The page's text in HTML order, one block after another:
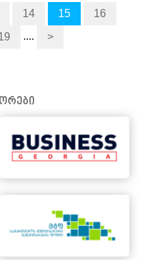
14 15
16
.... >